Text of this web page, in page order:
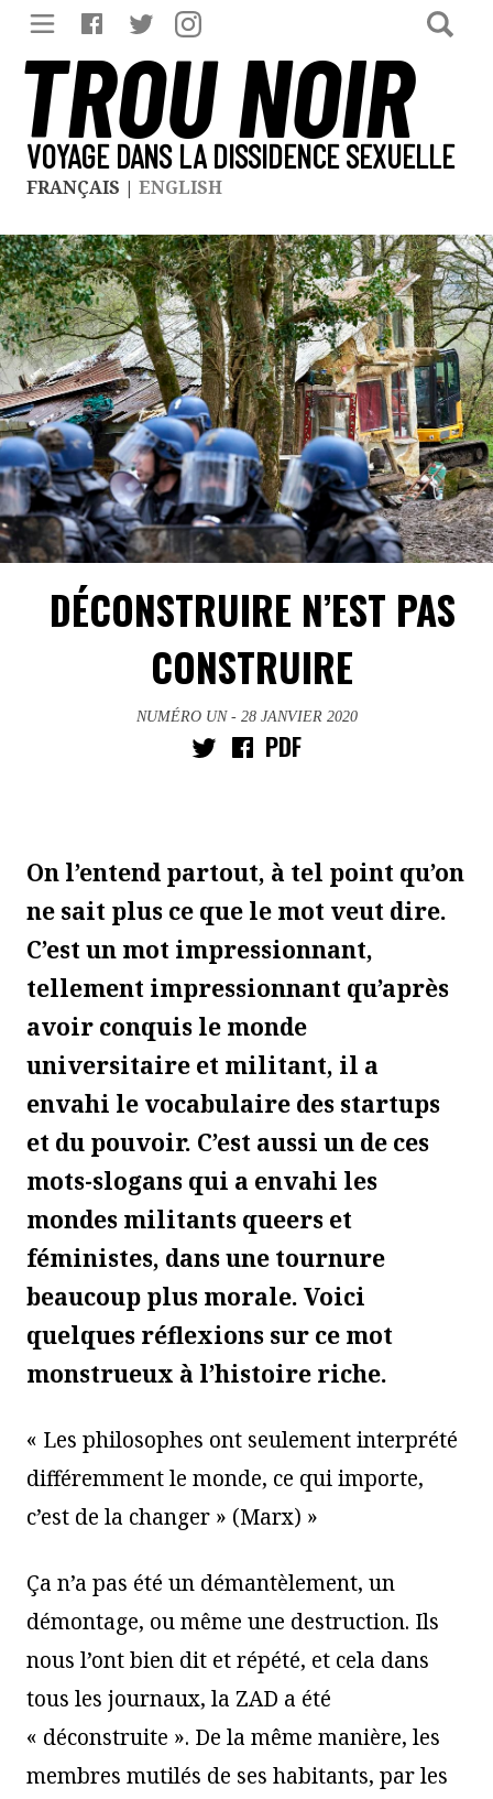
TROU NOIR
VOYAGE DANS LA DISSIDENCE SEXUELLE
FRANÇAIS | ENGLISH
DÉCONSTRUIRE N’EST PAS
CONSTRUIRE
NUMÉRO UN - 28 JANVIER 2020
PDF
On l’entend partout, à tel point qu’on
ne sait plus ce que le mot veut dire.
C’est un mot impressionnant,
tellement impressionnant qu’après
avoir conquis le monde
universitaire et militant, il a
envahi le vocabulaire des startups
et du pouvoir. C’est aussi un de ces
mots-slogans qui a envahi les
mondes militants queers et
féministes, dans une tournure
beaucoup plus morale. Voici
quelques réflexions sur ce mot
monstrueux à l’histoire riche.
« Les philosophes ont seulement interprété
différemment le monde, ce qui importe,
c’est de la changer » (Marx) »
Ça n’a pas été un démantèlement, un
démontage, ou même une destruction. Ils
nous l’ont bien dit et répété, et cela dans
tous les journaux, la ZAD a été
« déconstruite ». De la même manière, les
membres mutilés de ses habitants, par les